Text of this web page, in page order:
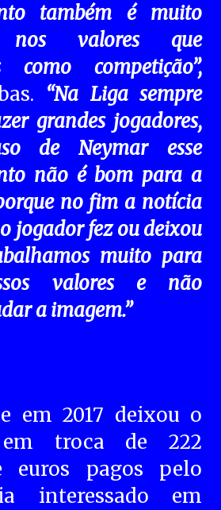
também é muito
nos valores que
como competição”,
“Na Liga sempre
grandes jogadores,
de Neymar esse
não é bom para a
no fim a notícia
jogador fez ou deixou
muito para
valores e não
a imagem.”
em 2017 deixou o
em troca de 222
euros pagos pelo
interessado em